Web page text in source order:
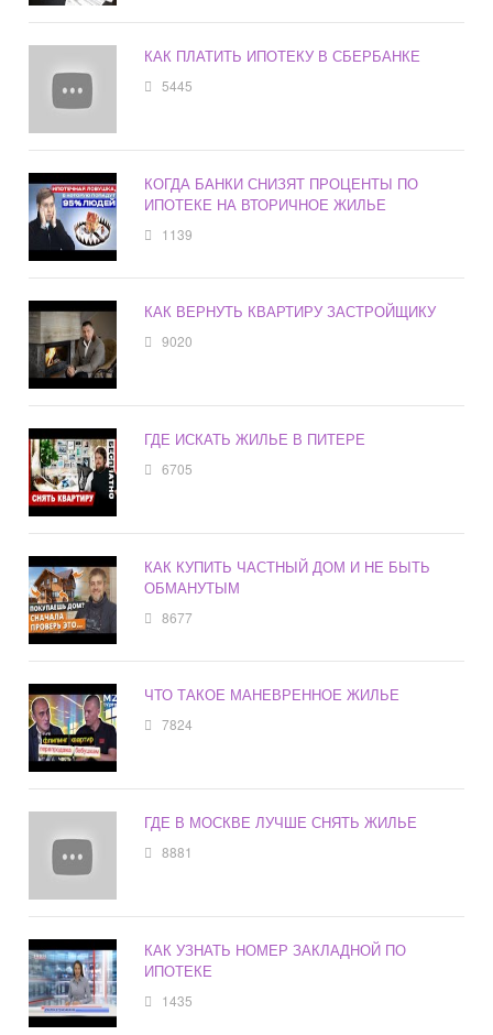
КАК ПЛАТИТЬ ИПОТЕКУ В СБЕРБАНКЕ
5445
КОГДА БАНКИ СНИЗЯТ ПРОЦЕНТЫ ПО
ИПОТЕКЕ НА ВТОРИЧНОЕ ЖИЛЬЕ
1139
КАК ВЕРНУТЬ КВАРТИРУ ЗАСТРОЙЩИКУ
9020
ГДЕ ИСКАТЬ ЖИЛЬЕ В ПИТЕРЕ
6705
КАК КУПИТЬ ЧАСТНЫЙ ДОМ И НЕ БЫТЬ
ОБМАНУТЫМ
8677
ЧТО ТАКОЕ МАНЕВРЕННОЕ ЖИЛЬЕ
7824
ГДЕ В МОСКВЕ ЛУЧШЕ СНЯТЬ ЖИЛЬЕ
8881
КАК УЗНАТЬ НОМЕР ЗАКЛАДНОЙ ПО
ИПОТЕКЕ
1435